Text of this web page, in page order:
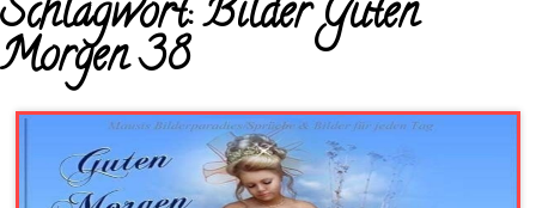
Neue Bilder
Schlagwort:Bilder Guten
Morgen 38